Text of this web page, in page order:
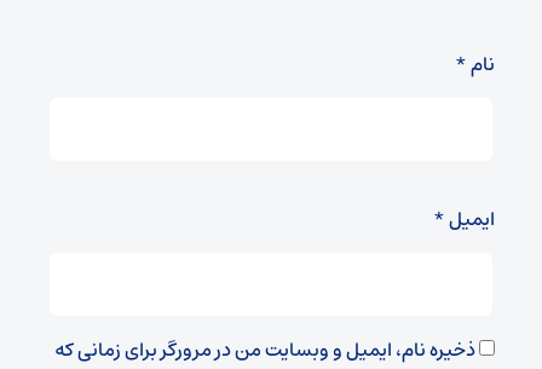
نام*
ایمیل*
ذخیره نام، ایمیل و وبسایت من در مرورگر برای زمانی که